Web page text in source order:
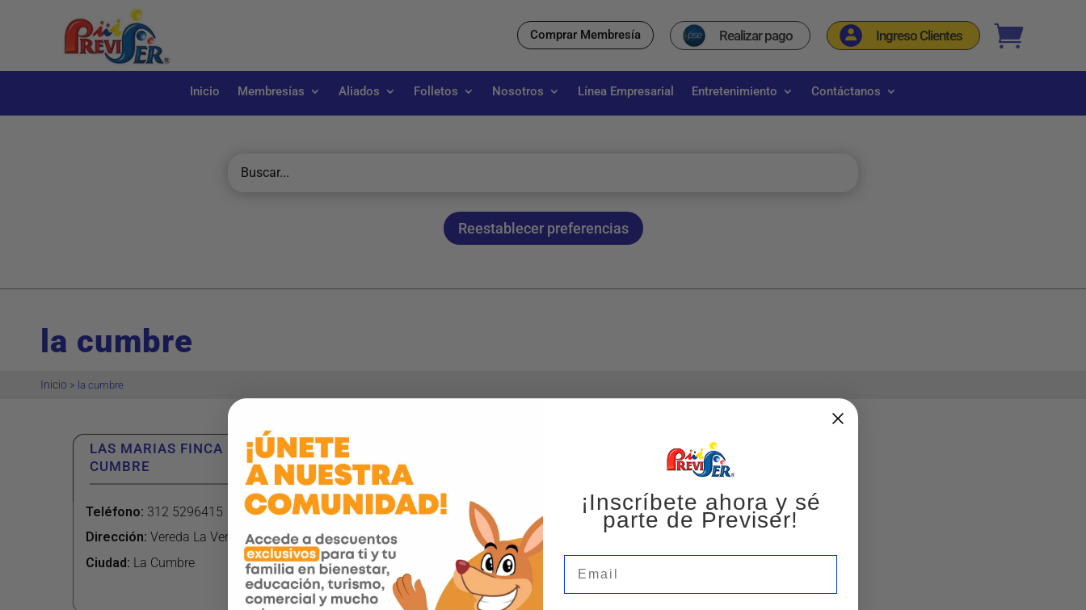
Comprar Membresía Realizar pago Ingreso Clientes _
Inicio Membresías Aliados Folletos Nosotros Línea Empresarial Entretenimiento Contáctanos
Reestablecer preferencias
la cumbre
Inicio > la cumbre
LAS MARIAS FINCA HOTEL – LA
CUMBRE
Teléfono: 312 5296415
Dirección:Vereda La Ventura
Ciudad: La Cumbre
Ver más
¡Inscríbete ahora y sé
parte de Previser!